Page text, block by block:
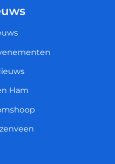
Ham